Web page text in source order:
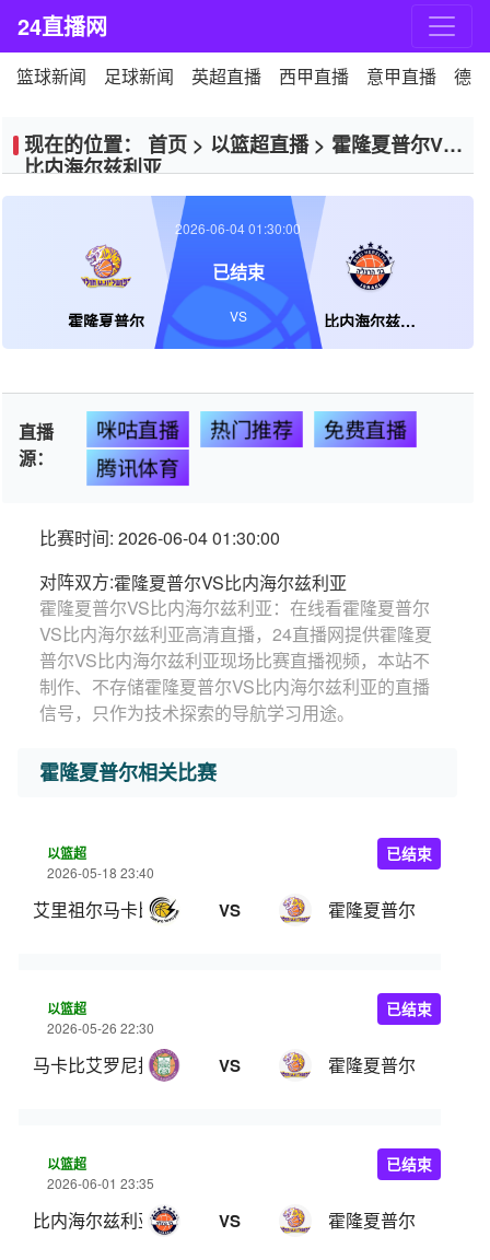
24直播网
篮球新闻 足球新闻 英超直播 西甲直播 意甲直播 德
现在的位置： 首页 > 以篮超直播> 霍隆夏普尔VS
比内海尔兹利亚
霍隆夏普尔 比内海尔兹利亚
2026-06-04 01:30:00
已结束
VS
直播
源：
咪咕直播 热门推荐
免费直播
腾讯体育
比赛时间: 2026-06-04 01:30:00
对阵双方:霍隆夏普尔VS比内海尔兹利亚
霍隆夏普尔VS比内海尔兹利亚：在线看霍隆夏普尔
VS比内海尔兹利亚高清直播，24直播网提供霍隆夏
普尔VS比内海尔兹利亚现场比赛直播视频，本站不
制作、不存储霍隆夏普尔VS比内海尔兹利亚的直播
信号，只作为技术探索的导航学习用途。
霍隆夏普尔相关比赛
以篮超
2026-05-18 23:40
艾里祖尔马卡比 VS 霍隆夏普尔
已结束
以篮超
2026-05-26 22:30
马卡比艾罗尼拉马特甘 VS 霍隆夏普尔
已结束
以篮超
2026-06-01 23:35
比内海尔兹利亚 VS 霍隆夏普尔
已结束